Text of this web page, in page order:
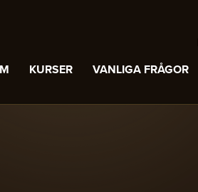
KURSER VANLIGA FRÅGOR